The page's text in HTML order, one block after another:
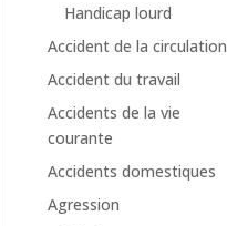
Handicap lourd
Accident de la circulation
Accident du travail
Accidents de la vie
courante
Accidents domestiques
Agression